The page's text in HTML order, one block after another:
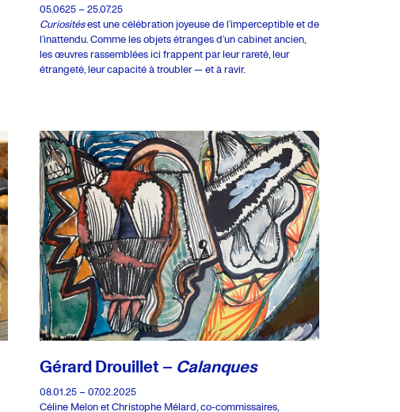
05.0625 – 25.07.25
Curiositésest une célébration joyeuse de l’imperceptible et de
l’inattendu. Comme les objets étranges d’un cabinet ancien,
les œuvres rassemblées ici frappent par leur rareté, leur
étrangeté, leur capacité à troubler — et à ravir.
Gérard Drouillet – Calanques
08.01.25 – 07.02.2025
Céline Melon et Christophe Mélard, co-commissaires,